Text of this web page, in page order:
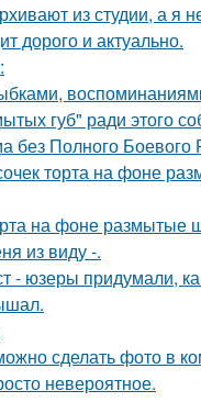
из студии, а я
дорого и актуально.
губ" ради этого
Полного Боевого
торта на фоне
на фоне
из виду -.
- юзеры придумали,
сделать фото в
невероятное.